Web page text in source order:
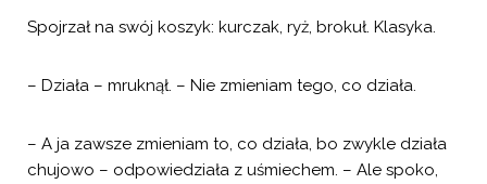
Spojrzał na swój koszyk: kurczak, ryż, brokuł. Klasyka.
– Działa – mruknął. – Nie zmieniam tego, co działa.
– A ja zawsze zmieniam to, co działa, bo zwykle działa
chujowo – odpowiedziała z uśmiechem. – Ale spoko,